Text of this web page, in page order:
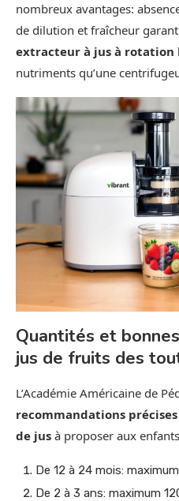
nombreux avantages:
de dilution et fraîcheur
extracteur à jus à rotation
nutriments qu’une
Quantités et
jus de fruits des
L’Académie Américaine de
recommandations
de jus à proposer aux
De 12 à 24 mois:
De 2 à 3 ans: maximum